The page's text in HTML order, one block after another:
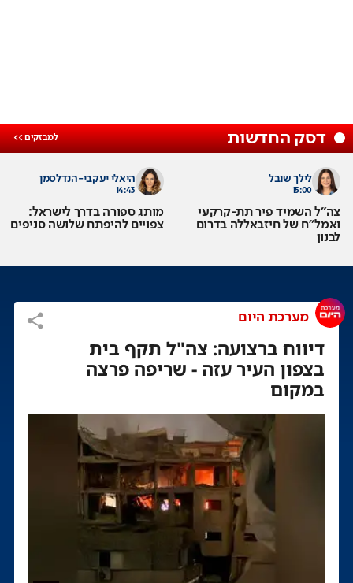
דסק החדשות
לילך שובל
15:00
צה"ל השמיד פיר תת-קרקעי
ואמל"ח של חיזבאללה בדרום
לבנון
היאלי יעקבי-הנדלסמן
14:43
מותג ספורה בדרך לישראל:
צפויים להיפתח שלושה סניפים
דיווח ברצועה: צה"ל תקף בית
בצפון העיר עזה - שריפה פרצה
במקום
מערכת היום